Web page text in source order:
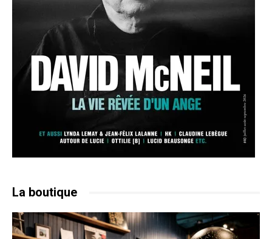
La boutique